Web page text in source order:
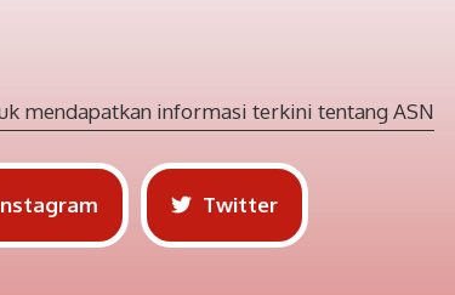
mendapatkan informasi terkini tentang ASN
Twitter